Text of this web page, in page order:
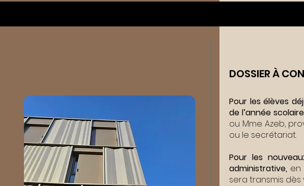
DOSSIER À
Pour les élèves
de l’année scolaire
ou Mme Azeb,
ou le secrétariat.
Pour les
administrative, en
sera transmis dès